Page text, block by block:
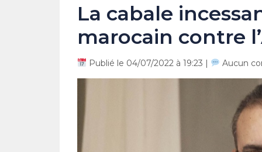
La cabale
marocain contre
Publié le 04/07/2022 à 19:23 | Aucun